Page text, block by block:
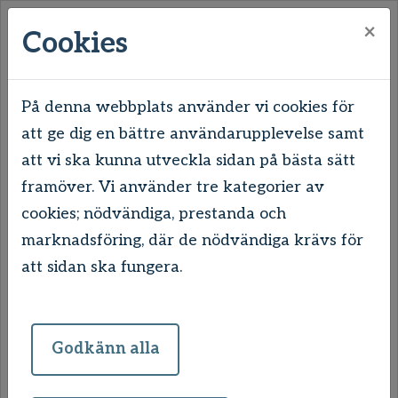
Hem
Uddevalla
Dalaberg
Dalaberg
grönområdena som inbjuder till både
Cookies ×
På denna webbplats använder vi cookies för
att ge dig en bättre användarupplevelse samt
att vi ska kunna utveckla sidan på bästa sätt
framöver. Vi använder tre kategorier av
cookies; nödvändiga, prestanda och
marknadsföring, där de nödvändiga krävs för
att sidan ska fungera.
Godkänn alla